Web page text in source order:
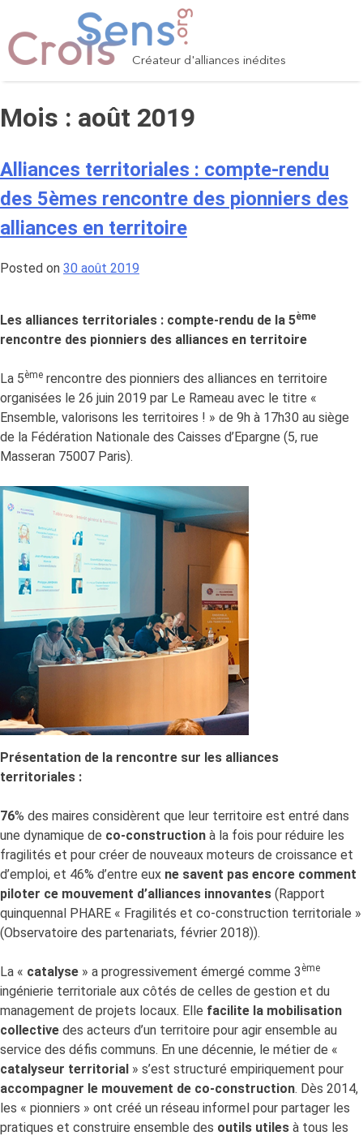
content
Créateur d'alliances inédites
Mois : août 2019
Alliances territoriales : compte-rendu
des 5èmes rencontre des pionniers des
alliances en territoire
Posted on 30 août 2019
Les alliances territoriales : compte-rendu de la 5ème
rencontre des pionniers des alliances en territoire
La 5ème rencontre des pionniers des alliances en territoire
organisées le 26 juin 2019 par Le Rameau avec le titre «
Ensemble, valorisons les territoires ! » de 9h à 17h30 au siège
de la Fédération Nationale des Caisses d’Epargne (5, rue
Masseran 75007 Paris).
Présentation de la rencontre sur les alliances
territoriales :
76% des maires considèrent que leur territoire est entré dans
une dynamique de co-construction à la fois pour réduire les
fragilités et pour créer de nouveaux moteurs de croissance et
d’emploi, et 46% d’entre eux ne savent pas encore comment
piloter ce mouvement d’alliances innovantes (Rapport
quinquennal PHARE « Fragilités et co-construction territoriale »
(Observatoire des partenariats, février 2018)).
La « catalyse » a progressivement émergé comme 3 ème
ingénierie territoriale aux côtés de celles de gestion et du
management de projets locaux. Elle facilite la mobilisation
collective des acteurs d’un territoire pour agir ensemble au
service des défis communs. En une décennie, le métier de «
catalyseur territorial » s’est structuré empiriquement pour
accompagner le mouvement de co-construction. Dès 2014,
les « pionniers » ont créé un réseau informel pour partager les
pratiques et construire ensemble des outils utiles à tous les